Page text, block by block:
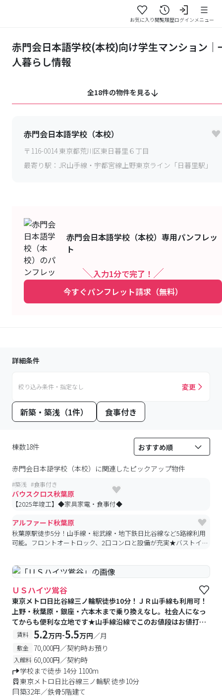
お気に入り閲覧履歴ログインメニュー
赤門会日本語学校(本校)向け学生マンション｜
人暮らし情報
全18件の物件を見る
赤門会日本語学校（本校）
〒 116-0014東京都荒川区東日暮里６丁目
最寄り駅： JR山手線・宇都宮線上野東京ライン「日暮里駅」
赤門会日本語学校（本校） 専用パンフレッ
ト
入力1分で完了！
今すぐパンフレット請求（無料）
詳細条件
絞り込み条件・指定なし 変更
新築・築浅（1件） 食事付き
棟数18件
赤門会日本語学校（本校） に関連したピックアップ物件
#築浅 #食事付き
バウスクロス秋葉原
【2025年竣工】◆家具家電・食事付◆
アルファード秋葉原
秋葉原駅徒歩5分！山手線・総武線・地下鉄日比谷線など5路線利用
可能。フロントオートロック、2口コンロと設備が充実★バストイレ
#予約受付中 #空室待ち
ＵＳハイツ鴬谷
東京メトロ日比谷線三ノ輪駅徒歩10分！ＪＲ山手線も利用可！
上野・秋葉原・銀座・六本木まで乗り換えなし。社会人になっ
てからも便利な立地です★山手線沿線でこのお値段はお値打ち
です♪無料バイク置場あり！
賃料 5.2万円-5.5万円／月
敷金 70,000円／契約時お預り
入館料 60,000円／契約時
学校まで徒歩 14分 1100m
東京メトロ日比谷線三ノ輪駅 徒歩10分
築32年／鉄骨5階建て